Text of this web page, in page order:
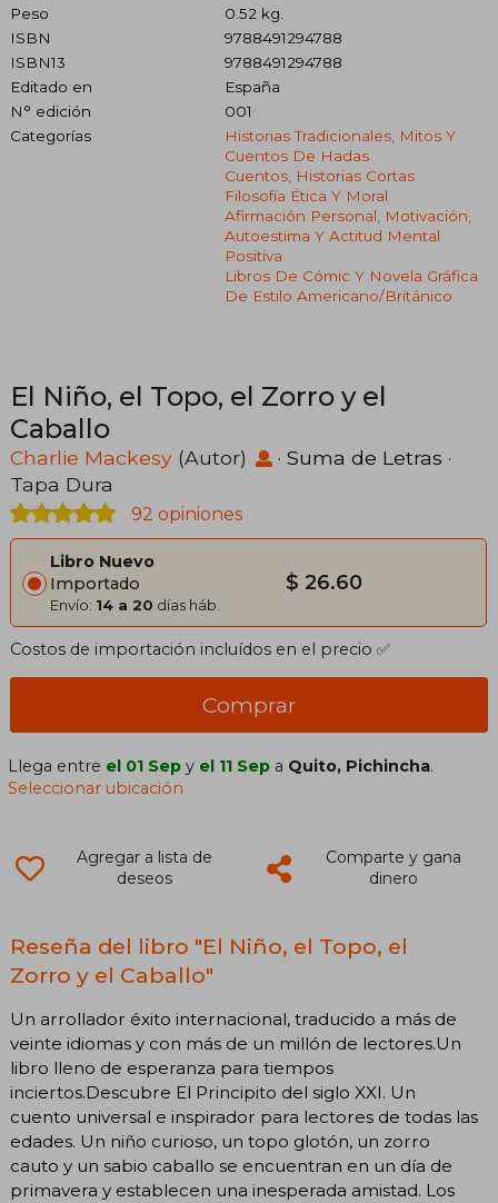
Peso
0.52 kg.
ISBN
9788491294788
ISBN13
9788491294788
Editado en
España
N° edición
001
Categorías
Historias Tradicionales, Mitos Y
Cuentos De Hadas
Cuentos, Historias Cortas
Filosofía Ética Y Moral
Afirmación Personal, Motivación,
Autoestima Y Actitud Mental
Positiva
Libros De Cómic Y Novela Gráfica
De Estilo Americano/británico
El Niño, el Topo, el Zorro y el
Caballo
Charlie Mackesy (Autor) · Suma de Letras ·
Tapa Dura
92 opiniones
Libro Nuevo
Importado
Envío: 14 a 20 días háb.
$ 26.60
Costos de importación incluídos en el precio ✅
Comprar
Llega entre el 01 Sep y el 11 Sep a Quito, Pichincha.
Seleccionar ubicación
Agregar a lista de
deseos
Comparte y gana
dinero
Reseña del libro "El Niño, el Topo, el
Zorro y el Caballo"
Un arrollador éxito internacional, traducido a más de
veinte idiomas y con más de un millón de lectores.Un
libro lleno de esperanza para tiempos
inciertos.Descubre El Principito del siglo XXI. Un
cuento universal e inspirador para lectores de todas las
edades. Un niño curioso, un topo glotón, un zorro
cauto y un sabio caballo se encuentran en un día de
primavera y establecen una inesperada amistad. Los